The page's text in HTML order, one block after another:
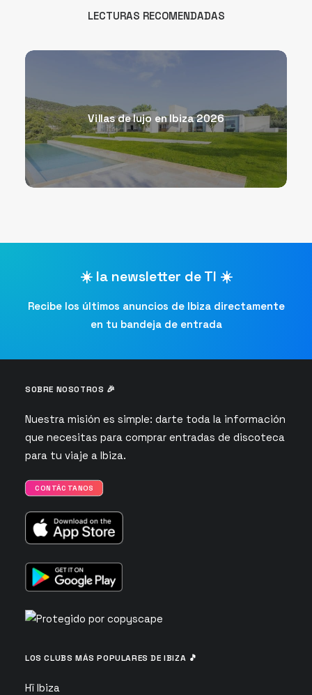
LECTURAS RECOMENDADAS
Villas de lujo en Ibiza 2026
☀️ la newsletter de TI ☀️
Recibe los últimos anuncios de Ibiza directamente
en tu bandeja de entrada
SOBRE NOSOTROS 🎉
Nuestra misión es simple: darte toda la información
que necesitas para comprar entradas de discoteca
para tu viaje a Ibiza.
CONTÁCTANOS
LOS CLUBS MÁS POPULARES DE IBIZA 🎵
Hï Ibiza